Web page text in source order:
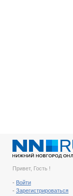
Привет, Гость !
- Войти
- Зарегистрироваться